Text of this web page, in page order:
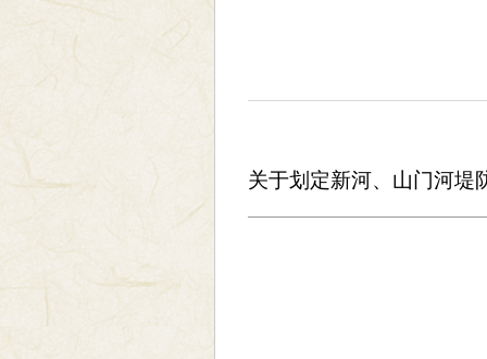
关于划定新河、山门河堤